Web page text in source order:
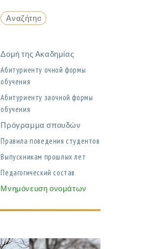
Δομή της Ακαδημίας
Абитуриенту очной формы
обучения
Абитуриенту заочной формы
обучения
Πρόγραμμα σπουδών
Правила поведения студентов
Выпускникам прошлых лет
Педагогический состав
Μνημόνευση ονομάτων